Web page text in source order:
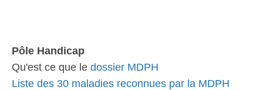
Pôle Handicap
Qu'est ce que le dossier MDPH
Liste des 30 maladies reconnues par la MDPH